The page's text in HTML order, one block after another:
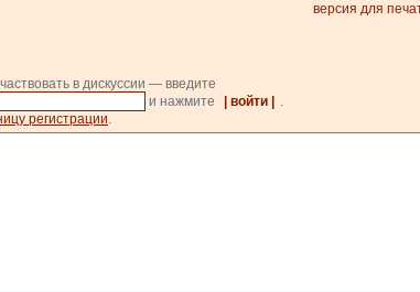
версия для
в дискуссии — введите
и нажмите | войти |
.
регистрации.